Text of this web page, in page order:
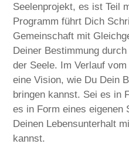
Seelenprojekt, es ist Teil
Programm führt Dich
Gemeinschaft mit
Deiner Bestimmung
der Seele. Im Verlauf
eine Vision, wie Du Dein
bringen kannst. Sei es in
es in Form eines eigenen
Deinen Lebensunterhalt
kannst.